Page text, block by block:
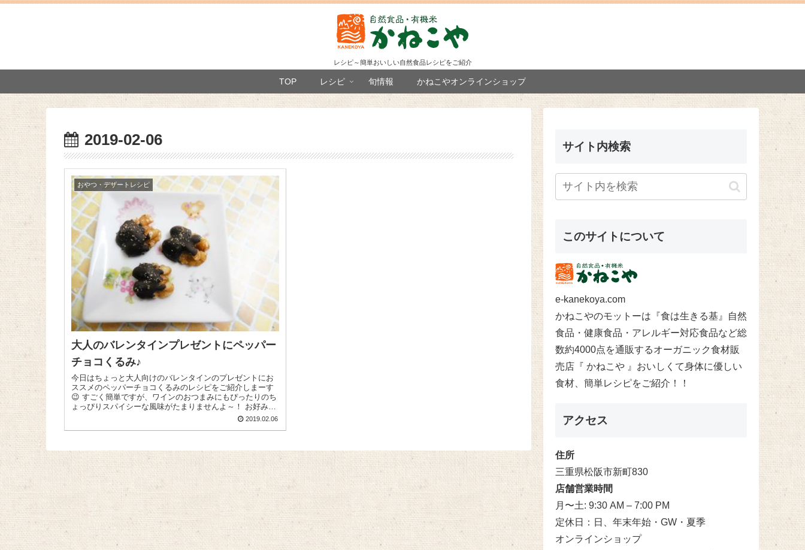
レシピ～簡単おいしい自然食品レシピをご紹介
TOP レシピ 旬情報 かねこやオンラインショップ
2019-02-06
おやつ・デザートレシピ
大人のバレンタインプレゼントにペッパー
チョコくるみ♪
今日はちょっと大人向けのバレンタインのプレゼントにお
ススメのペッパーチョコくるみのレシピをご紹介しまーす
😉 すごく簡単ですが、ワインのおつまみにもぴったりのち
ょっぴりスパイシーな風味がたまりませんよ～！ お好みの
2019.02.06
サイト内検索
このサイトについて
e-kanekoya.com
かねこやのモットーは『食は生きる基』自然
食品・健康食品・アレルギー対応食品など総
数約4000点を通販するオーガニック食材販
売店『 かねこや 』おいしくて身体に優しい
食材、簡単レシピをご紹介！！
アクセス
住所
三重県松阪市新町830
店舗営業時間
月〜土: 9:30 AM – 7:00 PM
定休日：日、年末年始・GW・夏季
オンラインショップ